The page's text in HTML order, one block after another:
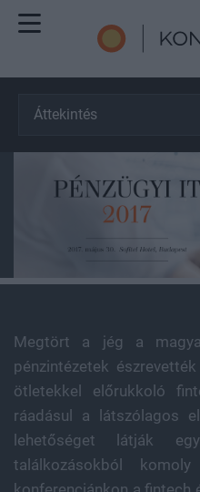
Áttekintés
Megtört a jég a
pénzintézetek
ötletekkel előrukkoló
ráadásul a látszólagos
lehetőséget látják
találkozásokból
konferenciánkon a fintech